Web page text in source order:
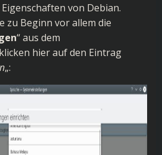
von Debian.
zu Beginn vor allem die
“ aus dem
hier auf den Eintrag
„: